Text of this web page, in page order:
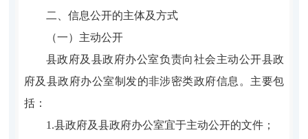
二、信息公开的主体及方式
（一）主动公开
县政府及县政府办公室负责向社会主动公开县政
府及县政府办公室制发的非涉密类政府信息。主要包
括：
1.县政府及县政府办公室宜于主动公开的文件；